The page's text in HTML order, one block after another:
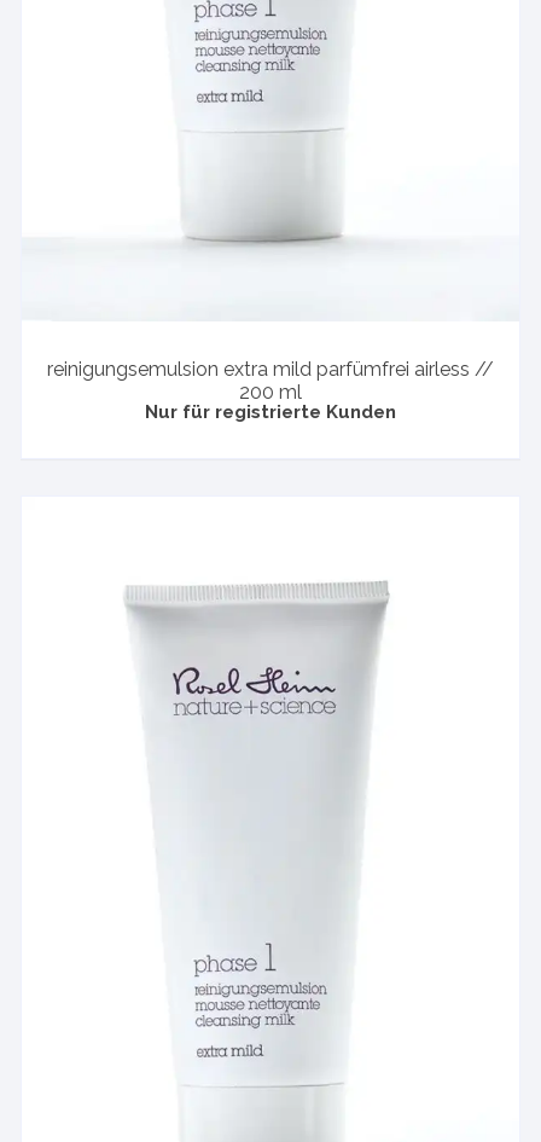
reinigungsemulsion extra mild parfümfrei airless //
200 ml
Nur für registrierte Kunden